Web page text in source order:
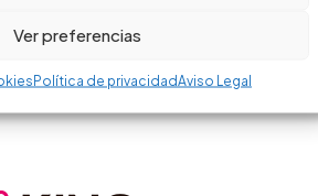
Ver preferencias
Política de privacidadAviso Legal